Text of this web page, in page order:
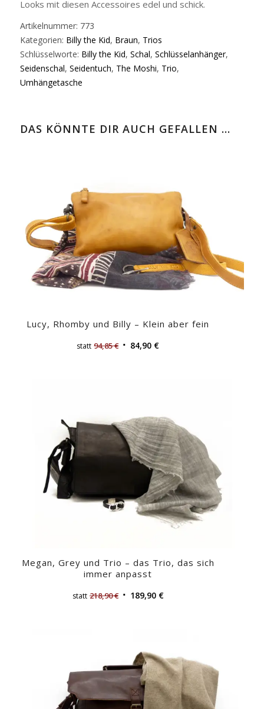
Looks mit diesen Accessoires edel und schick.
Artikelnummer: 773
Kategorien: Billy the Kid, Braun, Trios
Schlüsselworte: Billy the Kid, Schal, Schlüsselanhänger,
Seidenschal, Seidentuch, The Moshi, Trio,
Umhängetasche
DAS KÖNNTE DIR AUCH GEFALLEN …
Lucy, Rhomby und Billy – Klein aber fein
statt 94,85€ 84,90 €
Megan, Grey und Trio – das Trio, das sich
immer anpasst
statt 218,90€ 189,90 €